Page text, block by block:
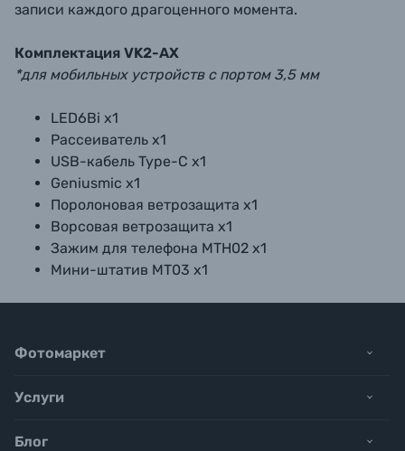
записи каждого драгоценного момента.
Комплектация VK2-AX
*для мобильных устройств с портом 3,5 мм
LED6Bi x1
Рассеиватель x1
USB-кабель Type-C x1
Geniusmic x1
Поролоновая ветрозащита x1
Ворсовая ветрозащита x1
Зажим для телефона MTH02 x1
Мини-штатив MT03 x1
Фотомаркет
Услуги
Блог